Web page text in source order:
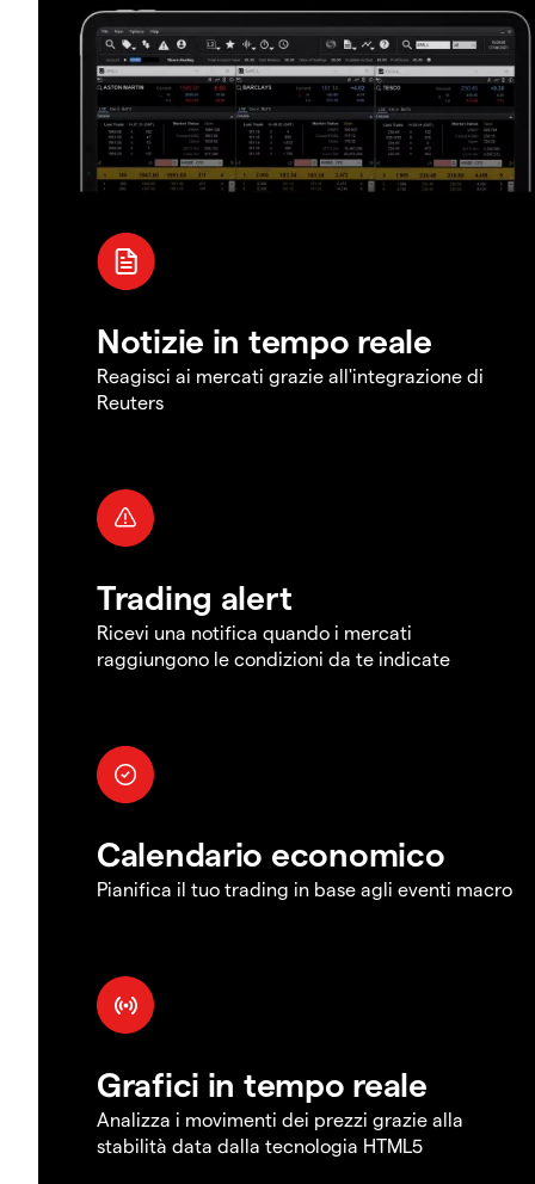
Notizie in tempo reale
Reagisci ai mercati grazie all'integrazione di
Reuters
Trading alert
Ricevi una notifica quando i mercati
raggiungono le condizioni da te indicate
Calendario economico
Pianifica il tuo trading in base agli eventi macro
Grafici in tempo reale
Analizza i movimenti dei prezzi grazie alla
stabilità data dalla tecnologia HTML5